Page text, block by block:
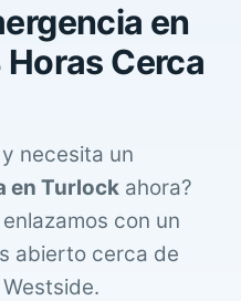
en
Cerca
necesita un
en Turlock ahora?
con un
abierto cerca de